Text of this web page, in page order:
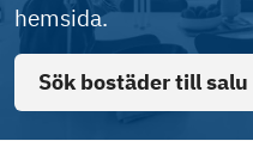
hemsida.
Sök bostäder till salu